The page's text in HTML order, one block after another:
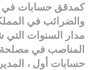
كمدقق حسابات في
والضرائب في
مدار السنوات التي
المناصب في
حسابات أول ،